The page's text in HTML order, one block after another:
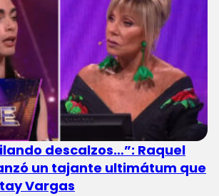
descalzos…”: Raquel
un tajante ultimátum que
Vargas